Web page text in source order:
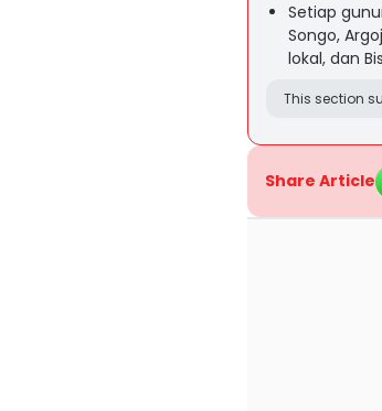
Setiap
Songo,
lokal, dan
This section
Share Article